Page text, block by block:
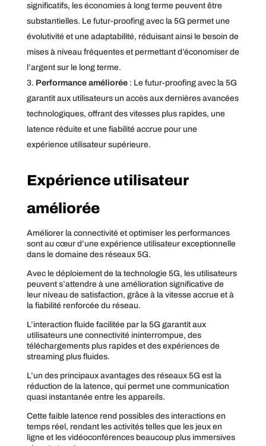
significatifs, les économies à long terme peuvent être
substantielles. Le futur-proofing avec la 5G permet une
évolutivité et une adaptabilité, réduisant ainsi le besoin de
mises à niveau fréquentes et permettant d’économiser de
l’argent sur le long terme.
Performance améliorée : Le futur-proofing avec la 5G
garantit aux utilisateurs un accès aux dernières avancées
technologiques, offrant des vitesses plus rapides, une
latence réduite et une fiabilité accrue pour une
expérience utilisateur supérieure.
Expérience utilisateur
améliorée
Améliorer la connectivité et optimiser les performances
sont au cœur d’une expérience utilisateur exceptionnelle
dans le domaine des réseaux 5G.
Avec le déploiement de la technologie 5G, les utilisateurs
peuvent s’attendre à une amélioration significative de
leur niveau de satisfaction, grâce à la vitesse accrue et à
la fiabilité renforcée du réseau.
L’interaction fluide facilitée par la 5G garantit aux
utilisateurs une connectivité ininterrompue, des
téléchargements plus rapides et des expériences de
streaming plus fluides.
L’un des principaux avantages des réseaux 5G est la
réduction de la latence, qui permet une communication
quasi instantanée entre les appareils.
Cette faible latence rend possibles des interactions en
temps réel, rendant les activités telles que les jeux en
ligne et les vidéoconférences beaucoup plus immersives